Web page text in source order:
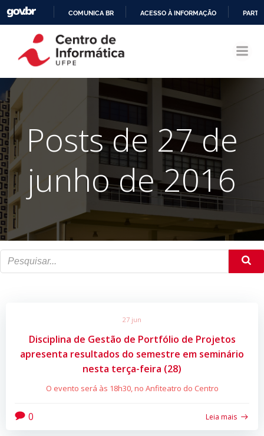
CONTEÚDO
COMUNICA BR ACESSO À INFORMAÇÃO
Posts de 27 de
junho de 2016
27 jun
Disciplina de Gestão de Portfólio de Projetos
apresenta resultados do semestre em seminário
nesta terça-feira (28)
O evento será às 18h30, no Anfiteatro do Centro
0 Leia mais